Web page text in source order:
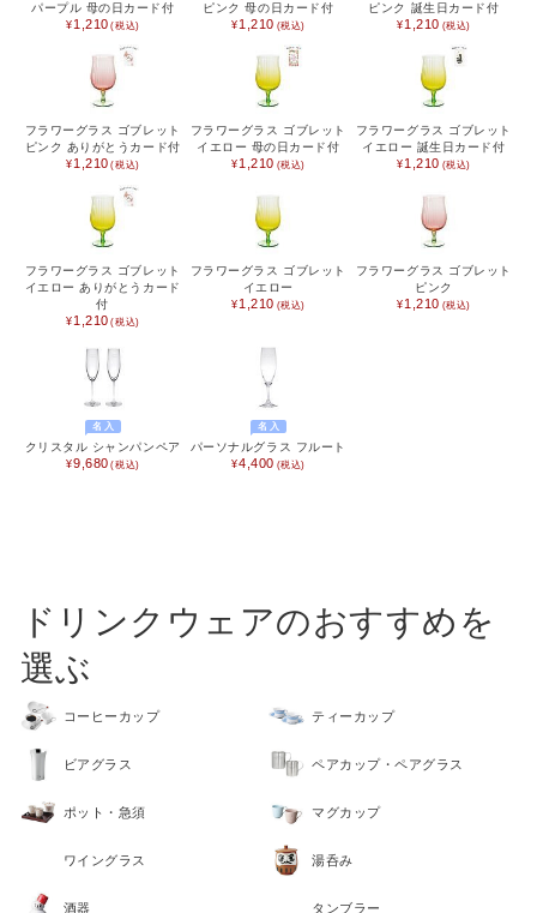
寝具
文具
フラワーギフト
アウトドア
アウトレット
名入れプレゼント
バレンタイン
母の日
販促品＆ノベルティグッズ 北欧 FUN!
七五三 内祝い
新築内祝い 新築祝い
記念品 快気祝い
ハロウィン 喪中お見舞い
おもたせ ウェディング
出産祝い 入園祝い
パープル 母の日カード付
1,210
ピンク 母の日カード付
1,210
ピンク 誕生日カード付
1,210
フラワーグラス ゴブレット
ピンク ありがとうカード付
1,210
フラワーグラス ゴブレット
イエロー 母の日カード付
1,210
フラワーグラス ゴブレット
イエロー 誕生日カード付
1,210
フラワーグラス ゴブレット
イエロー ありがとうカード
付
1,210
フラワーグラス ゴブレット
イエロー
1,210
フラワーグラス ゴブレット
ピンク
1,210
名入
クリスタル シャンパンペア
9,680
名入
パーソナルグラス フルート
4,400
ドリンクウェアのおすすめを
選ぶ
コーヒーカップ ティーカップ
ビアグラス ペアカップ・ペアグラス
ポット・急須 マグカップ
ワイングラス 湯呑み
酒器 タンブラー